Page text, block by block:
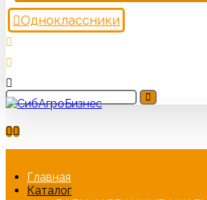
Одноклассники
Главная
Каталог